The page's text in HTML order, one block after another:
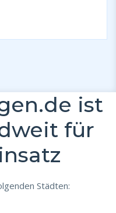
ist
für
Städten: